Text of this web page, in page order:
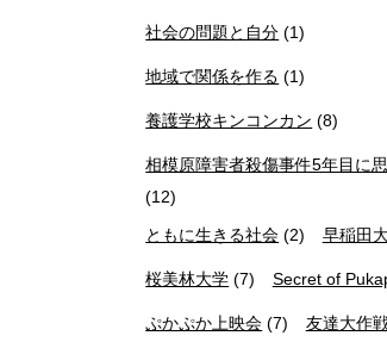
社会の問題と自分 (1)
地域で関係を作る (1)
養護学校キンコンカン (8)
相模原障害者殺傷事件5年目に
(12)
ともに生きる社会 (2) 早稲田
桜美林大学 (7) Secret of
ぷかぷか上映会 (7) 友達大作